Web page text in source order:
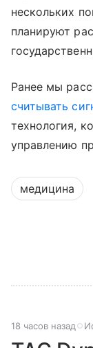
нескольких
планируют
Ранее мы
считывать
технология,
управлению
медицина
18 часов назад